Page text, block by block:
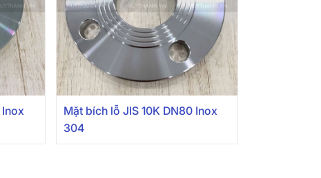
Mặt bích lỗ JIS 10K DN80 Inox
304